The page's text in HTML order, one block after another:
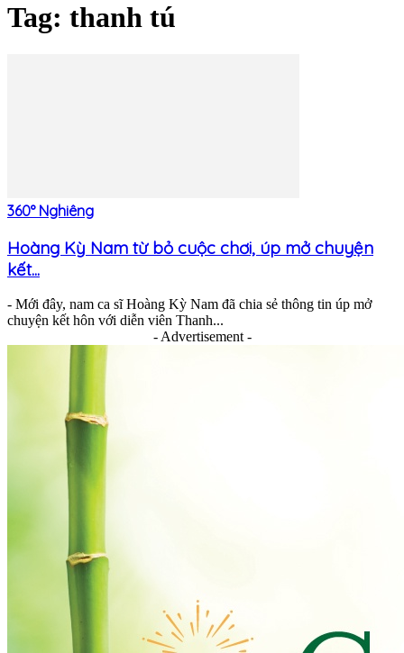
Tag: thanh tú
360° Nghiêng
Hoàng Kỳ Nam từ bỏ cuộc chơi, úp mở chuyện
kết...
- Mới đây, nam ca sĩ Hoàng Kỳ Nam đã chia sẻ thông tin úp mở
chuyện kết hôn với diễn viên Thanh...
- Advertisement -